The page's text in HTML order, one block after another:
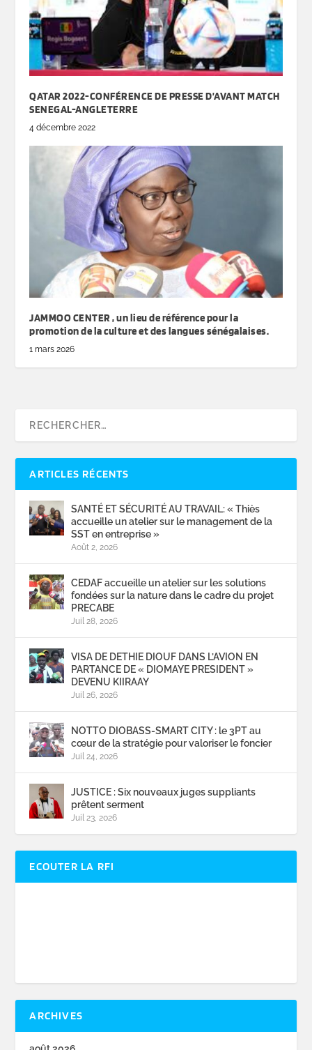
QATAR 2022-CONFÉRENCE DE PRESSE D’AVANT MATCH
SENEGAL-ANGLETERRE
4 décembre 2022
JAMMOO CENTER , un lieu de référence pour la
promotion de la culture et des langues sénégalaises.
1 mars 2026
ARTICLES RÉCENTS
SANTÉ ET SÉCURITÉ AU TRAVAIL: « Thiès
accueille un atelier sur le management de la
SST en entreprise »
Août 2, 2026
CEDAF accueille un atelier sur les solutions
fondées sur la nature dans le cadre du projet
PRECABE
Juil 28, 2026
VISA DE DETHIE DIOUF DANS L’AVION EN
PARTANCE DE « DIOMAYE PRESIDENT »
DEVENU KIIRAAY
Juil 26, 2026
NOTTO DIOBASS-SMART CITY : le 3PT au
cœur de la stratégie pour valoriser le foncier
Juil 24, 2026
JUSTICE : Six nouveaux juges suppliants
prêtent serment
Juil 23, 2026
ECOUTER LA RFI
ARCHIVES